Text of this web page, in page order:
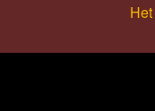
Het